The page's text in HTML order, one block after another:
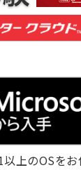
上のOSをお